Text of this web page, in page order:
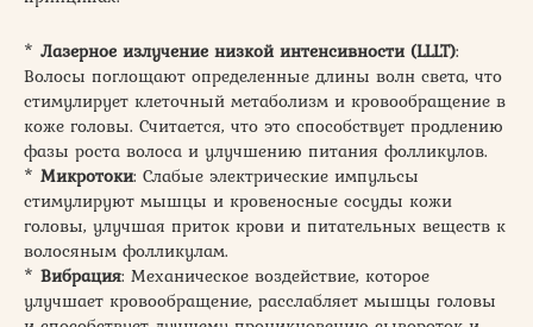
* Лазерное излучение низкой интенсивности (LLLT):
Волосы поглощают определенные длины волн света, что
стимулирует клеточный метаболизм и кровообращение в
коже головы. Считается, что это способствует продлению
фазы роста волоса и улучшению питания фолликулов.
* Микротоки: Слабые электрические импульсы
стимулируют мышцы и кровеносные сосуды кожи
головы, улучшая приток крови и питательных веществ к
волосяным фолликулам.
* Вибрация: Механическое воздействие, которое
улучшает кровообращение, расслабляет мышцы головы